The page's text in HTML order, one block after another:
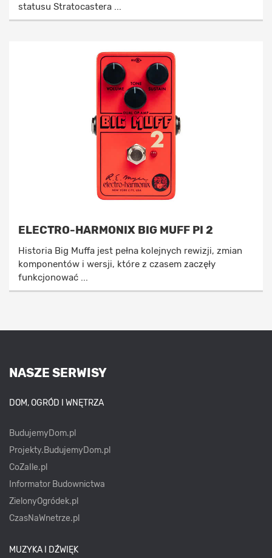
statusu Stratocastera ...
ELECTRO-HARMONIX BIG MUFF PI 2
Historia Big Muffa jest pełna kolejnych rewizji, zmian
komponentów i wersji, które z czasem zaczęły
funkcjonować ...
NASZE SERWISY
DOM, OGRÓD I WNĘTRZA
BudujemyDom.pl
Projekty.BudujemyDom.pl
CoZaIle.pl
Informator Budownictwa
ZielonyOgródek.pl
CzasNaWnetrze.pl
MUZYKA I DŹWIĘK